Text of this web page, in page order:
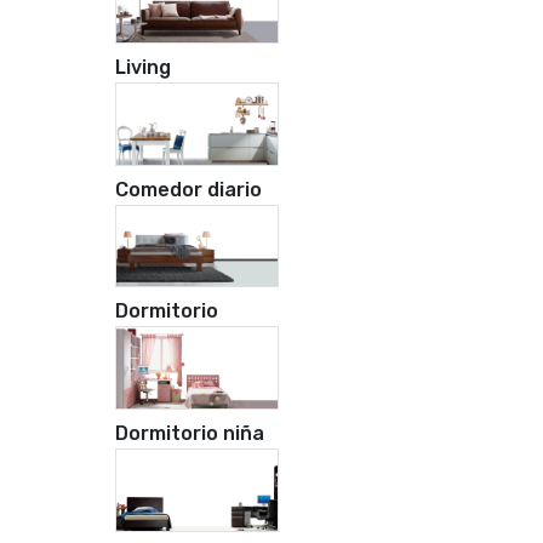
Living
Comedor diario
Dormitorio
Dormitorio niña